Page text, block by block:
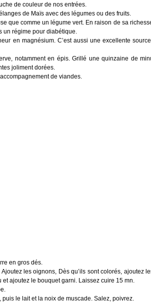
de couleur de nos entrées.
de Maïs avec des légumes ou des fruits.
que comme un légume vert. En raison de sa
un régime pour diabétique.
en magnésium. C’est aussi une excellente
notamment en épis. Grillé une quinzaine de
joliment dorées.
de viandes.
en gros dés.
les oignons, Dès qu’ils sont colorés, ajoutez
et ajoutez le bouquet garni. Laissez cuire 15 mn.
le lait et la noix de muscade. Salez, poivrez.